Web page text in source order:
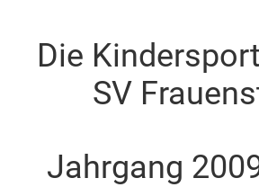
Die
SV
Jahrgang